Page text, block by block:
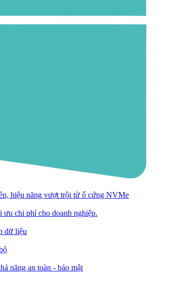
hiệu năng vượt trội từ ổ cứng NVMe
ưu chi phí cho doanh nghiệp.
dữ liệu
năng an toàn - bảo mật